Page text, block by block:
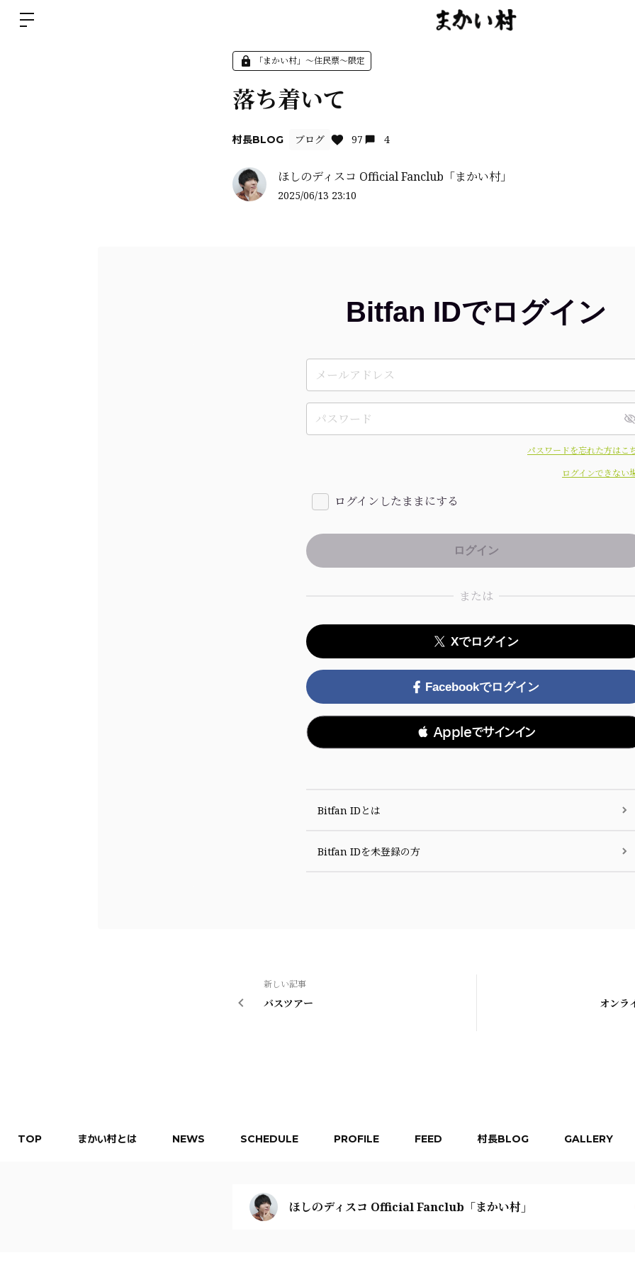
「まかい村」〜住民票〜限定
落ち着いて
村長BLOG ブログ 97 4
ほしのディスコ Official Fanclub「まかい村」
2025/06/13 23:10
Bitfan IDでログイン
パスワードを忘れた方はこ
ログインできない
ログインしたままにする
または
Xでログイン
Facebookでログイン
 Appleでサインイン
Bitfan IDとは
Bitfan IDを未登録の方
新しい記事
バスツアー オンラ
TOP まかい村とは NEWS SCHEDULE PROFILE FEED 村長BLOG GALLERY
ほしのディスコ Official Fanclub「まかい村」